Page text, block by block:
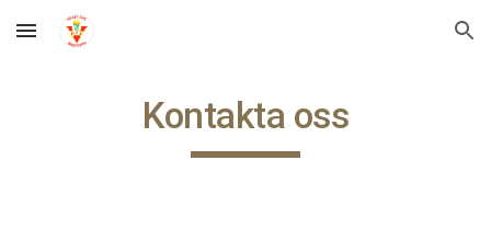
Skip to main content Skip to navigation
Kontakta oss